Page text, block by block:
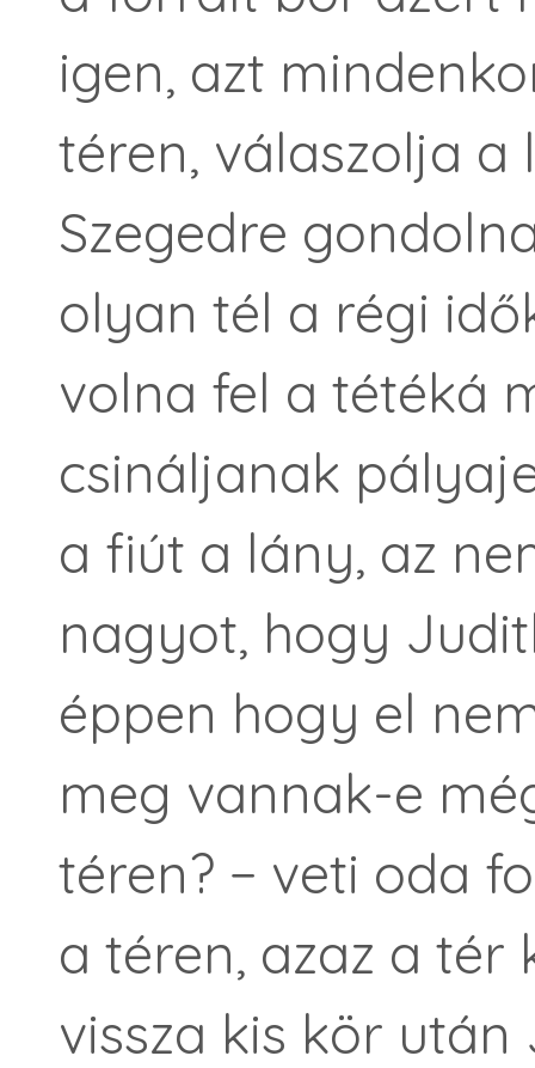
igen, azt
téren, válaszolja a
Szegedre
olyan tél a régi
volna fel a tétéká
csináljanak
a fiút a lány, az
nagyot, hogy
éppen hogy el
meg vannak-e
téren? − veti oda
a téren, azaz a
vissza kis kör után